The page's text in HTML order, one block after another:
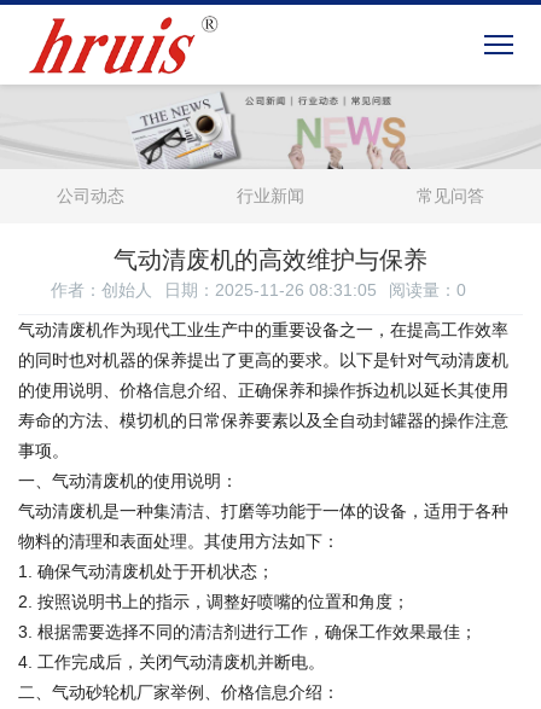
公司动态 行业新闻 常见问答
气动清废机的高效维护与保养
作者：创始人 日期：2025-11-26 08:31:05 阅读量： 0
气动清废机作为现代工业生产中的重要设备之一，在提高工作效率
的同时也对机器的保养提出了更高的要求。以下是针对气动清废机
的使用说明、价格信息介绍、正确保养和操作拆边机以延长其使用
寿命的方法、模切机的日常保养要素以及全自动封罐器的操作注意
事项。
一、气动清废机的使用说明：
气动清废机是一种集清洁、打磨等功能于一体的设备，适用于各种
物料的清理和表面处理。其使用方法如下：
1. 确保气动清废机处于开机状态；
2. 按照说明书上的指示，调整好喷嘴的位置和角度；
3. 根据需要选择不同的清洁剂进行工作，确保工作效果最佳；
4. 工作完成后，关闭气动清废机并断电。
二、气动砂轮机厂家举例、价格信息介绍：